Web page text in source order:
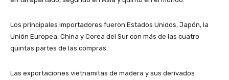
Los principales importadores fueron Estados Unidos, Japón, la
Unión Europea, China y Corea del Sur con más de las cuatro
quintas partes de las compras.
Las exportaciones vietnamitas de madera y sus derivados